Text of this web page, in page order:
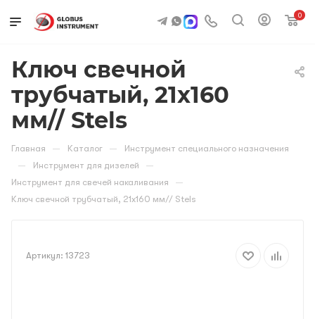
0
Ключ свечной
трубчатый, 21х160
мм// Stels
Главная — Каталог — Инструмент специального назначения
— Инструмент для дизелей —
Инструмент для свечей накаливания —
Ключ свечной трубчатый, 21х160 мм// Stels
Артикул: 13723